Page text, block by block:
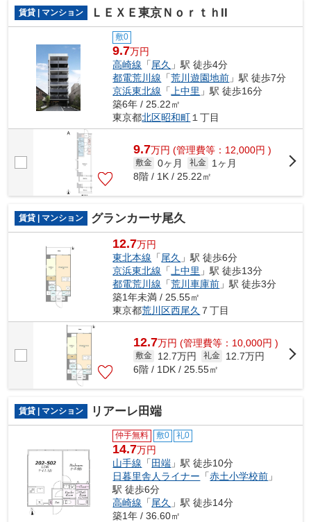
賃貸 | マンション ＬＥＸＥ東京ＮｏｒｔｈII
敷0
9.7万円
高崎線 「尾久 」駅 徒歩4分
都電荒川線 「荒川遊園地前 」駅 徒歩7分
京浜東北線 「 上中里 」駅 徒歩16分
築6年 / 25.22㎡
東京都北区昭和町 １丁目
9.7万円 (管理費等：12,000円 )
敷金 0ヶ月 礼金
1ヶ月
8階 / 1K / 25.22㎡
賃貸 | マンション グランカーサ尾久
12.7万円
東北本線 「尾久 」駅 徒歩6分
京浜東北線 「 上中里 」駅 徒歩13分
都電荒川線 「荒川車庫前 」駅 徒歩3分
築1年未満 / 25.55㎡
東京都荒川区西尾久 ７丁目
12.7万円 (管理費等：10,000円 )
敷金 12.7万円 礼金
12.7万円
6階 / 1DK / 25.55㎡
賃貸 | マンション リアーレ田端
仲手無料 敷0 礼0
14.7万円
山手線 「 田端 」駅 徒歩10分
日暮里舎人ライナー 「赤土小学校前 」
駅 徒歩6分
高崎線 「尾久 」駅 徒歩14分
築1年 / 36.60㎡